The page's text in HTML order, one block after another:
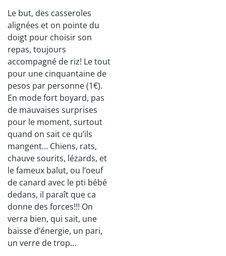
Le but, des casseroles
alignées et on pointe du
doigt pour choisir son
repas, toujours
accompagné de riz! Le tout
pour une cinquantaine de
pesos par personne (1€).
En mode fort boyard, pas
de mauvaises surprises
pour le moment, surtout
quand on sait ce qu’ils
mangent… Chiens, rats,
chauve sourits, lézards, et
le fameux balut, ou l’oeuf
de canard avec le pti bébé
dedans, il paraît que ca
donne des forces!!! On
verra bien, qui sait, une
baisse d’énergie, un pari,
un verre de trop…